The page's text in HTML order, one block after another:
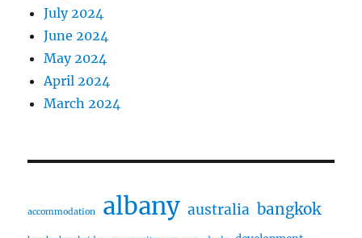
July 2024
June 2024
May 2024
April 2024
March 2024
accommodation albany australia bangkok